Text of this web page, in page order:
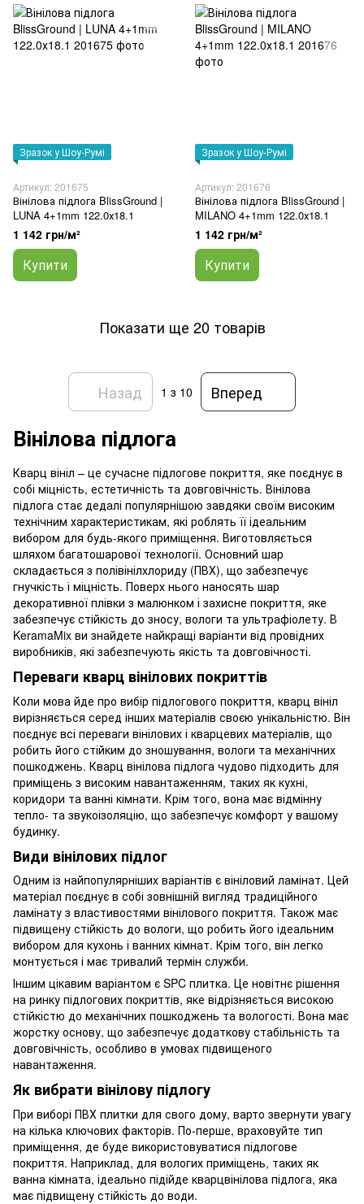
Зразок у Шоу-Румі
Артикул: 201675
Вінілова підлога BlissGround |
LUNA 4+1mm 122.0х18.1
1 142 грн/м²
Купити
Зразок у Шоу-Румі
Артикул: 201676
Вінілова підлога BlissGround |
MILANO 4+1mm 122.0х18.1
1 142 грн/м²
Купити
Показати ще 20 товарів
Назад 1 з 10 Вперед
Вінілова підлога
Кварц вініл – це сучасне підлогове покриття, яке поєднує в
собі міцність, естетичність та довговічність. Вінілова
підлога стає дедалі популярнішою завдяки своїм високим
технічним характеристикам, які роблять її ідеальним
вибором для будь-якого приміщення. Виготовляється
шляхом багатошарової технології. Основний шар
складається з полівінілхлориду (ПВХ), що забезпечує
гнучкість і міцність. Поверх нього наносять шар
декоративної плівки з малюнком і захисне покриття, яке
забезпечує стійкість до зносу, вологи та ультрафіолету. В
KeramaMix ви знайдете найкращі варіанти від провідних
виробників, які забезпечують якість та довговічності.
Переваги кварц вінілових покриттів
Коли мова йде про вибір підлогового покриття, кварц вініл
вирізняється серед інших матеріалів своєю унікальністю. Він
поєднує всі переваги вінілових і кварцевих матеріалів, що
робить його стійким до зношування, вологи та механічних
пошкоджень. Кварц вінілова підлога чудово підходить для
приміщень з високим навантаженням, таких як кухні,
коридори та ванні кімнати. Крім того, вона має відмінну
тепло- та звукоізоляцію, що забезпечує комфорт у вашому
будинку.
Види вінілових підлог
Одним із найпопулярніших варіантів є вініловий ламінат. Цей
матеріал поєднує в собі зовнішній вигляд традиційного
ламінату з властивостями вінілового покриття. Також має
підвищену стійкість до вологи, що робить його ідеальним
вибором для кухонь і ванних кімнат. Крім того, він легко
монтується і має тривалий термін служби.
Іншим цікавим варіантом є SPC плитка. Це новітнє рішення
на ринку підлогових покриттів, яке відрізняється високою
стійкістю до механічних пошкоджень та вологості. Вона має
жорстку основу, що забезпечує додаткову стабільність та
довговічність, особливо в умовах підвищеного
навантаження.
Як вибрати вінілову підлогу
При виборі ПВХ плитки для свого дому, варто звернути увагу
на кілька ключових факторів. По-перше, враховуйте тип
приміщення, де буде використовуватися підлогове
покриття. Наприклад, для вологих приміщень, таких як
ванна кімната, ідеально підійде кварцвінілова підлога, яка
має підвищену стійкість до води.